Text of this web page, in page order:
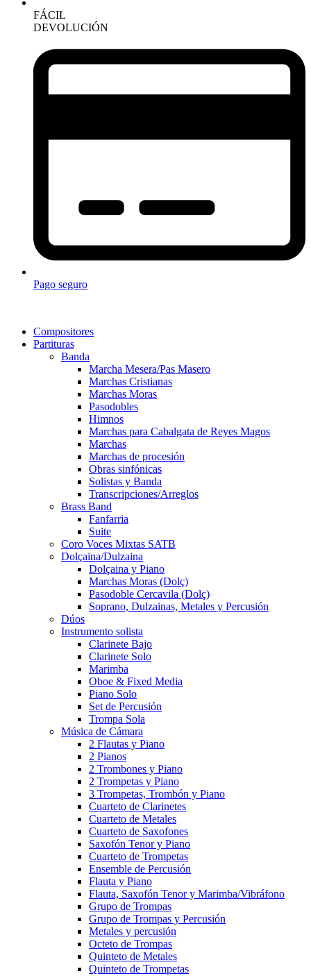
FÁCIL
DEVOLUCIÓN
Pago seguro
Compositores
Partituras
Banda
Marcha Mesera/Pas Masero
Marchas Cristianas
Marchas Moras
Pasodobles
Himnos
Marchas para Cabalgata de Reyes Magos
Marchas
Marchas de procesión
Obras sinfónicas
Solistas y Banda
Transcripciones/Arreglos
Brass Band
Fanfarria
Suite
Coro Voces Mixtas SATB
Dolçaina/Dulzaina
Dolçaina y Piano
Marchas Moras (Dolç)
Pasodoble Cercavila (Dolç)
Soprano, Dulzainas, Metales y Percusión
Dúos
Instrumento solista
Clarinete Bajo
Clarinete Solo
Marimba
Oboe & Fixed Media
Piano Solo
Set de Percusión
Trompa Sola
Música de Cámara
2 Flautas y Piano
2 Pianos
2 Trombones y Piano
2 Trompetas y Piano
3 Trompetas, Trombón y Piano
Cuarteto de Clarinetes
Cuarteto de Metales
Cuarteto de Saxofones
Saxofón Tenor y Piano
Cuarteto de Trompetas
Ensemble de Percusión
Flauta y Piano
Flauta, Saxofón Tenor y Marimba/Vibráfono
Grupo de Trompas
Grupo de Trompas y Percusión
Metales y percusión
Octeto de Trompas
Quinteto de Metales
Quinteto de Trompetas